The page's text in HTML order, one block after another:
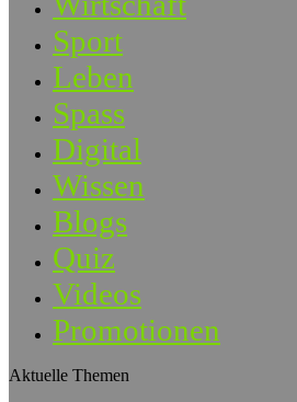
Sport
Leben
Spass
Digital
Wissen
Blogs
Quiz
Videos
Promotionen
Aktuelle Themen